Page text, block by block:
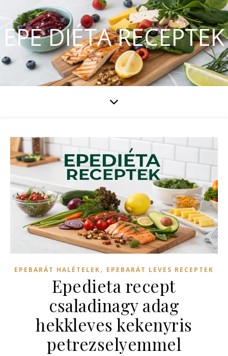
EPE DIÉTA RECEPTEK
EPEBARÁT HALÉTELEK, EPEBARÁT LEVES RECEPTEK
Epedieta recept
csaladinagy adag
hekkleves kekenyris
petrezselyemmel